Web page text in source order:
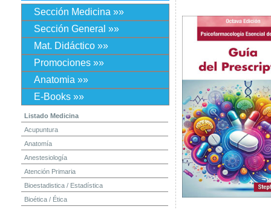
Sección Medicina »»
Sección General »»
Mat. Didáctico »»
Promociones »»
Anatomia »»
E-Books »»
Listado Medicina
Acupuntura
Anatomía
Anestesiología
Atención Primaria
Bioestadistica / Estadística
Bioética / Ética